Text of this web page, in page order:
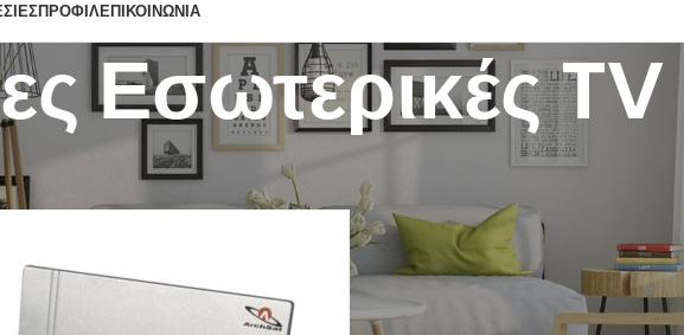
ΠΡΟΦΙΛΕΠΙΚΟΙΝΩΝΙΑ
Εσωτερικές TV
Κεραίες Εσωτερικές TV 18 24